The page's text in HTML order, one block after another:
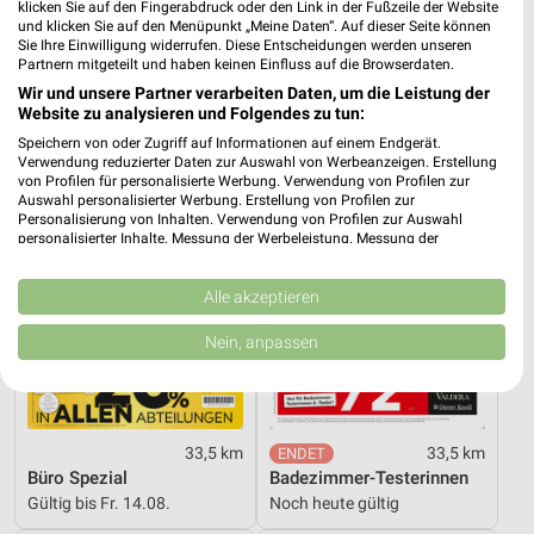
Angebote ab 03.08.
Noch morgen gültig
Hot Sommer Sale
Gültig bis Sa. 29.08.
XXXLutz
33,5 km
Büro Spezial
Gültig bis Fr. 14.08.
XXXLutz
33,5 km
Badezimmer-Testerinnen
Noch heute gültig
klicken Sie auf den Fingerabdruck oder den Link in der Fußzeile der Website
und klicken Sie auf den Menüpunkt „Meine Daten“. Auf dieser Seite können
Sie Ihre Einwilligung widerrufen. Diese Entscheidungen werden unseren
Partnern mitgeteilt und haben keinen Einfluss auf die Browserdaten.
Wir und unsere Partner verarbeiten Daten, um die Leistung der
Website zu analysieren und Folgendes zu tun:
Speichern von oder Zugriff auf Informationen auf einem Endgerät.
Verwendung reduzierter Daten zur Auswahl von Werbeanzeigen. Erstellung
von Profilen für personalisierte Werbung. Verwendung von Profilen zur
Auswahl personalisierter Werbung. Erstellung von Profilen zur
Personalisierung von Inhalten. Verwendung von Profilen zur Auswahl
personalisierter Inhalte. Messung der Werbeleistung. Messung der
Kombinationen von Daten aus verschiedenen Quellen. Entwicklung und
Verbesserung der Angebote. Verwendung reduzierter Daten zur Auswahl
von Inhalten.
Daten können außerhalb der Europäischen Union weitergegeben und in die
Website/App.
Partnerliste anzeigen (1 IAB-Anbieter)
Wir nutzen Ihre Daten für folgende Zwecke:
IAB-Verarbeitungszwecke:
Alle akzeptieren
Nein, anpassen